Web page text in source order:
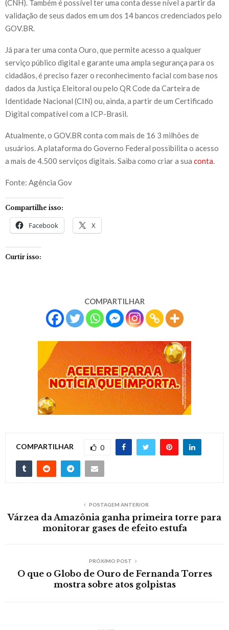
(CNH). Também é possível ter uma conta desse nível a partir da
validação de seus dados em um dos 14 bancos credenciados pelo
GOV.BR.
Já para ter uma conta Ouro, que permite acesso a qualquer
serviço público digital e garante uma ampla segurança para os
cidadãos, é preciso fazer o reconhecimento facial com base nos
dados da Justiça Eleitoral ou pelo QR Code da Carteira de
Identidade Nacional (CIN) ou, ainda, a partir de um Certificado
Digital compatível com a ICP-Brasil.
Atualmente, o GOV.BR conta com mais de 16 3 milhões de
usuários. A plataforma do Governo Federal possibilita o acesso
a mais de 4.500 serviços digitais. Saiba como criar a sua conta.
Fonte: Agência Gov
Compartilhe isso:
Facebook X
Curtir isso:
COMPARTILHAR
COMPARTILHAR 0
POSTAGEM ANTERIOR
Várzea da Amazônia ganha primeira torre para
monitorar gases de efeito estufa
PRÓXIMO POST
O que o Globo de Ouro de Fernanda Torres
mostra sobre atos golpistas